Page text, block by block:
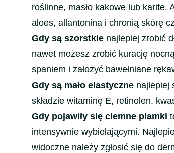
roślinne, masło kakowe lub karite.
aloes, allantonina i chronią skórę
Gdy są szorstkie najlepiej zrobić
nawet możesz zrobić kurację
spaniem i założyć bawełniane
Gdy są mało elastyczne najlepiej
składzie witaminę E, retinolen,
Gdy pojawiły się ciemne plamki
intensywnie wybielającymi.
widoczne należy zgłosić się do